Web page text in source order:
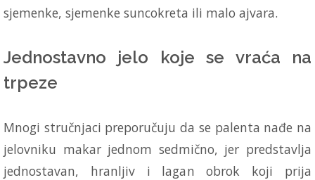
sjemenke, sjemenke suncokreta ili malo ajvara.
Jednostavno jelo koje se vraća na
trpeze
Mnogi stručnjaci preporučuju da se palenta nađe na
jelovniku makar jednom sedmično, jer predstavlja
jednostavan, hranljiv i lagan obrok koji prija